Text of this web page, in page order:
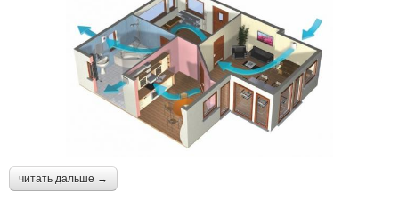
читать дальше →